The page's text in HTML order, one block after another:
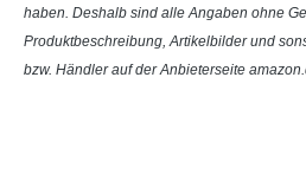
haben. Deshalb sind alle Angaben ohne
Produktbeschreibung, Artikelbilder und
bzw. Händler auf der Anbieterseite